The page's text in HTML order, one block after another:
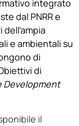
integrato
dal PNRR e
e ambientali su
di
di
Development
il